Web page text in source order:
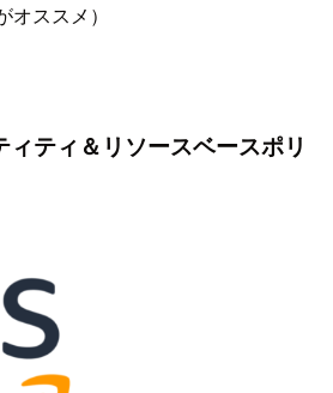
ススメ）
ティ＆リソースベースポリ